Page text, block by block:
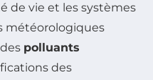
de vie et les systèmes
météorologiques
polluants
des